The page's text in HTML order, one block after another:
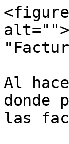
Al
donde
las